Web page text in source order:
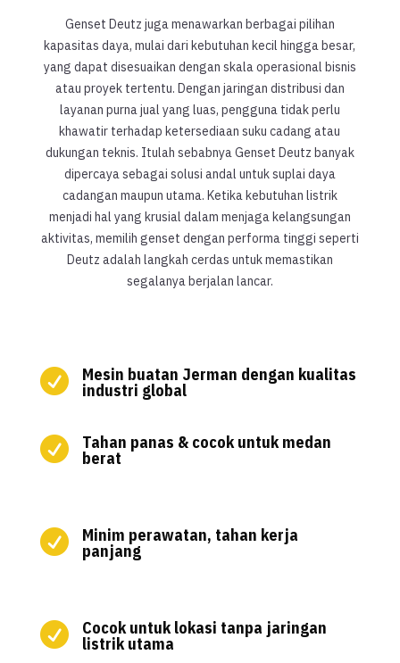
Genset Deutz juga menawarkan berbagai pilihan
kapasitas daya, mulai dari kebutuhan kecil hingga besar,
yang dapat disesuaikan dengan skala operasional bisnis
atau proyek tertentu. Dengan jaringan distribusi dan
layanan purna jual yang luas, pengguna tidak perlu
khawatir terhadap ketersediaan suku cadang atau
dukungan teknis. Itulah sebabnya Genset Deutz banyak
dipercaya sebagai solusi andal untuk suplai daya
cadangan maupun utama. Ketika kebutuhan listrik
menjadi hal yang krusial dalam menjaga kelangsungan
aktivitas, memilih genset dengan performa tinggi seperti
Deutz adalah langkah cerdas untuk memastikan
segalanya berjalan lancar.
 Mesin buatan Jerman dengan kualitas
industri global
 Tahan panas & cocok untuk medan
berat
 Minim perawatan, tahan kerja
panjang
 Cocok untuk lokasi tanpa jaringan
listrik utama